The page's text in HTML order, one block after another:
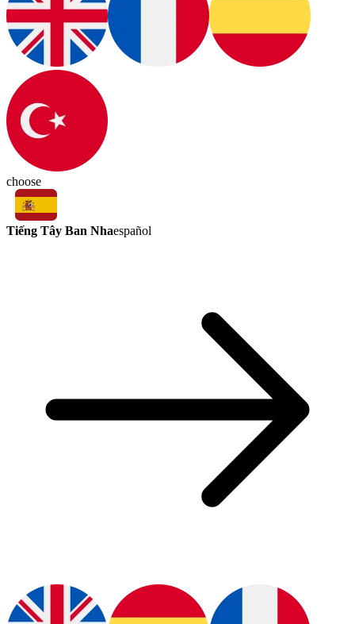
choose
Tiếng Tây Ban Nhaespañol